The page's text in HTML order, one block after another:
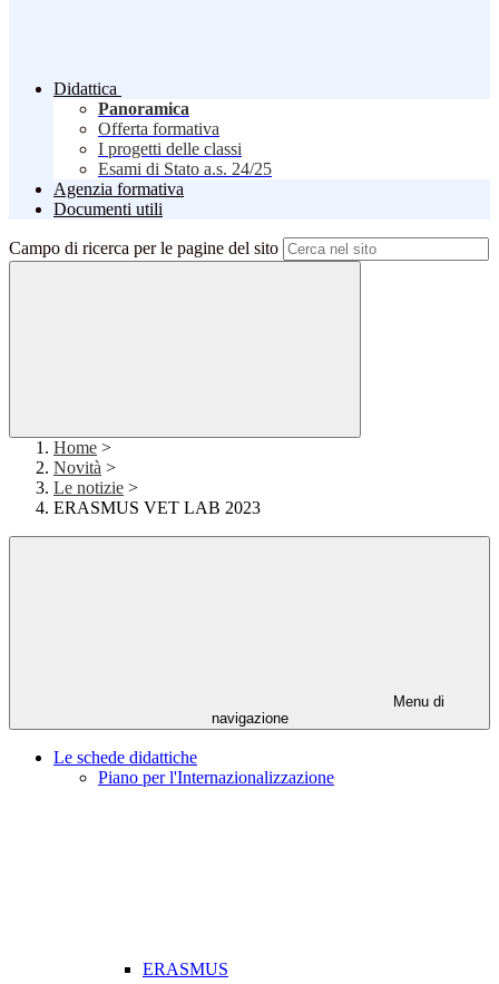
Didattica
Panoramica
Offerta formativa
I progetti delle classi
Esami di Stato a.s. 24/25
Agenzia formativa
Documenti utili
Campo di ricerca per le pagine del sito
Home >
Novità >
Le notizie >
ERASMUS VET LAB 2023
Menu di
navigazione
Le schede didattiche
Piano per l'Internazionalizzazione
ERASMUS